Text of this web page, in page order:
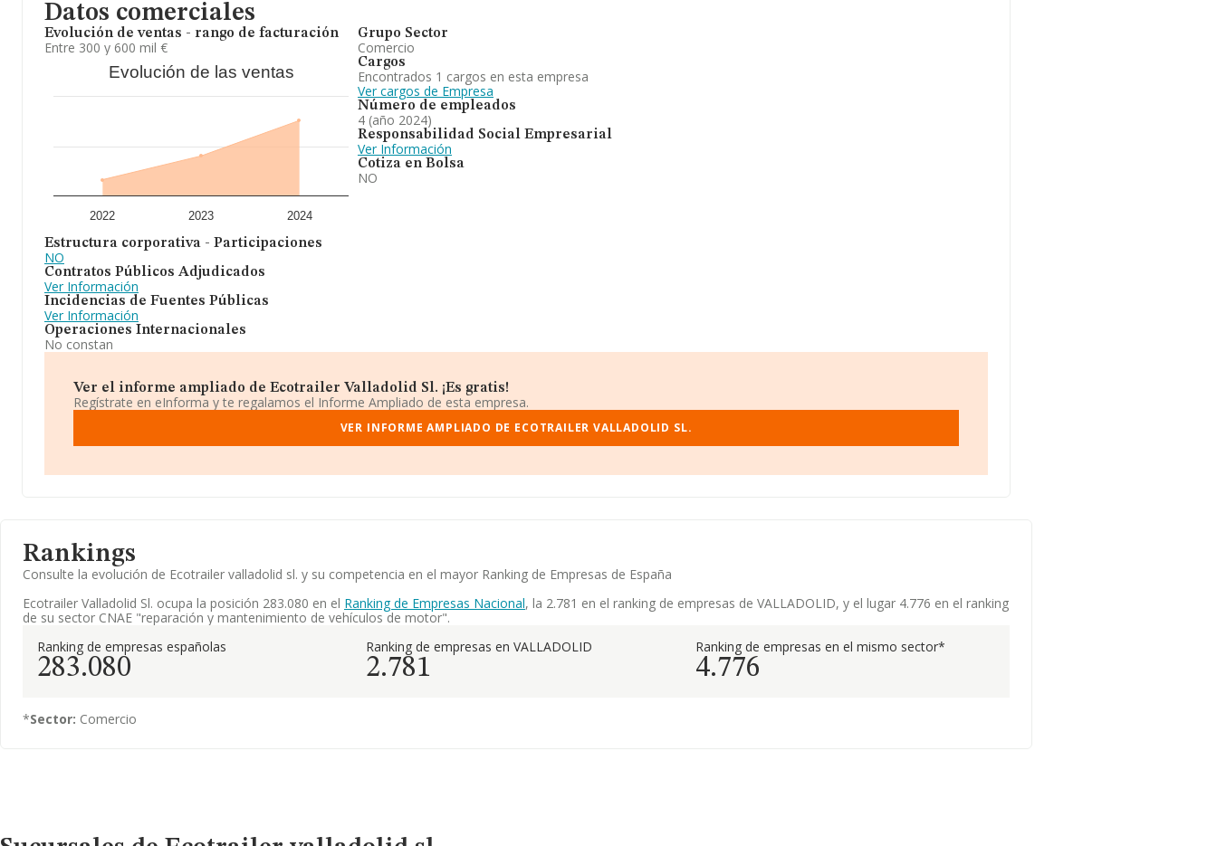
Datos comerciales
Evolución de ventas - rango de facturación
Entre 300 y 600 mil €
Evolución de las ventas
2022 2023 2024
Estructura corporativa - Participaciones
NO
Contratos Públicos Adjudicados
Ver Información
Incidencias de Fuentes Públicas
Ver Información
Operaciones Internacionales
No constan
Grupo Sector
Comercio
Cargos
Encontrados 1 cargos en esta empresa
Ver cargos de Empresa
Número de empleados
4 (año 2024)
Responsabilidad Social Empresarial
Ver Información
Cotiza en Bolsa
NO
Ver el informe ampliado de Ecotrailer Valladolid Sl. ¡Es gratis!
Regístrate en eInforma y te regalamos el Informe Ampliado de esta empresa.
VER INFORME AMPLIADO DE ECOTRAILER VALLADOLID SL.
Rankings
Consulte la evolución de Ecotrailer valladolid sl. y su competencia en el mayor Ranking de Empresas de España
Ecotrailer Valladolid Sl. ocupa la posición 283.080 en el Ranking de Empresas Nacional, la 2.781 en el ranking de empresas de VALLADOLID, y el lugar 4.776 en el ranking
de su sector CNAE "reparación y mantenimiento de vehículos de motor".
Ranking de empresas españolas
283.080
Ranking de empresas en VALLADOLID
2.781
Ranking de empresas en el mismo sector*
4.776
*Sector: Comercio